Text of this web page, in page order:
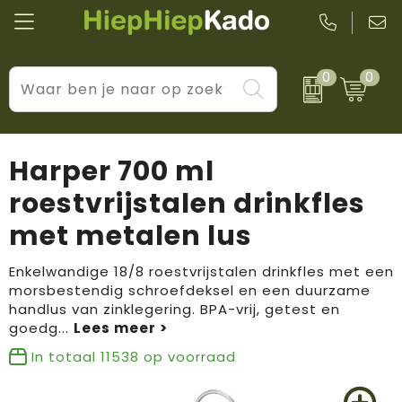
0 0
Kantoor & schrijfwaren
Wellness & verzorging
Tassen & reizen
Huis, tuin & keuken
Elektronica & gadgets
Kleding & accessoires
Levensstijl
Prijs & impact
BIC
Boska
Brandflavours
Camelbak
Janzen
JBL
Harper 700 ml
roestvrijstalen drinkfles
met metalen lus
Enkelwandige 18/8 roestvrijstalen drinkfles met een
morsbestendig schroefdeksel en een duurzame
handlus van zinklegering. BPA-vrij, getest en
goedg...
In totaal 11538 op voorraad